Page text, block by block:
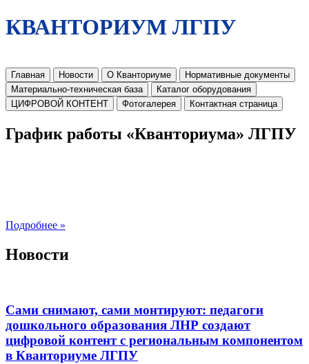
КВАНТОРИУМ ЛГПУ
Главная Новости О Кванториуме
Нормативные документы
Материально-техническая база
Каталог оборудования
ЦИФРОВОЙ КОНТЕНТ
Фотогалерея Контактная страница
График работы «Кванториума» ЛГПУ
Подробнее »
Новости
Сами снимают, сами монтируют: педагоги
дошкольного образования ЛНР создают
цифровой контент с региональным компонентом
в Кванториуме ЛГПУ​